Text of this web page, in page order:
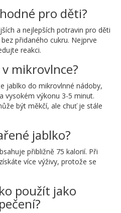
pro děti?
a nejlepších potravin pro děti
přidaného cukru. Nejprve
reakci.
mikrovlnce?
jablko do mikrovlnné nádoby,
vysokém výkonu 3-5 minut.
být měkčí, ale chuť je stále
jablko?
přibližně 75 kalorií. Při
více výživy, protože se
použít jako